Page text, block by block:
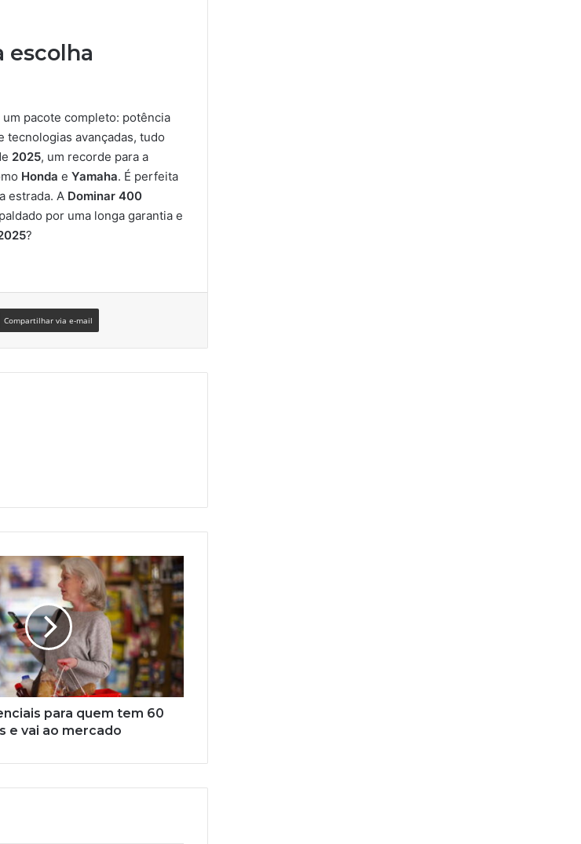
escolha
pacote completo: potência
tecnologias avançadas, tudo
2025, um recorde para a
Honda e Yamaha. É perfeita
estrada. A Dominar 400
por uma longa garantia e
?
Compartilhar via e-mail
para quem tem 60
e vai ao mercado